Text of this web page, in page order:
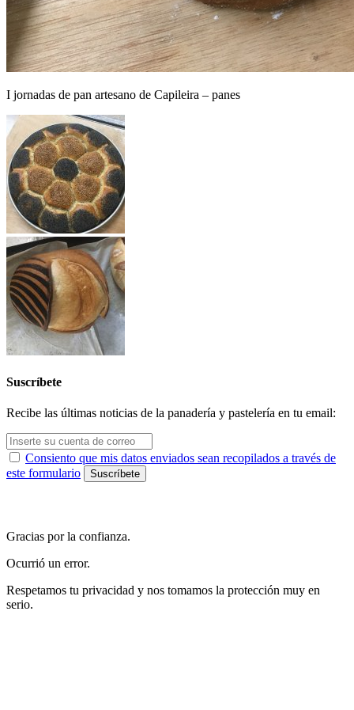
I jornadas de pan artesano de Capileira – panes
Suscríbete
Recibe las últimas noticias de la panadería y pastelería en tu email:
Consiento que mis datos enviados sean recopilados a través de
este formulario
Gracias por la confianza.
Ocurrió un error.
Respetamos tu privacidad y nos tomamos la protección muy en
serio.